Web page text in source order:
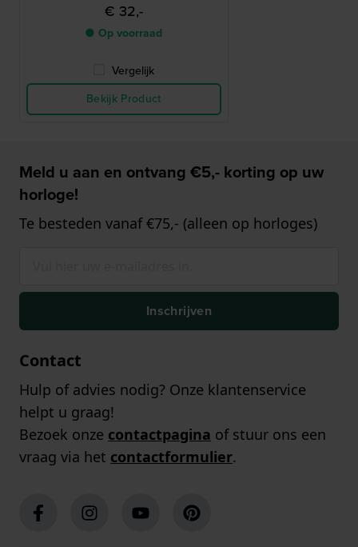
€ 32,-
● Op voorraad
Vergelijk
Bekijk Product
Meld u aan en ontvang €5,- korting op uw
horloge!
Te besteden vanaf €75,- (alleen op horloges)
Inschrijven
Contact
Hulp of advies nodig? Onze klantenservice
helpt u graag!
Bezoek onze contactpagina of stuur ons een
vraag via het contactformulier.